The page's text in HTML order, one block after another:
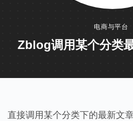
电商与平台
Zblog调用某个分类
直接调用某个分类下的最新文